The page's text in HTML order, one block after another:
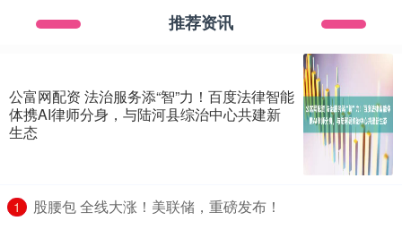
推荐资讯
公富网配资 法治服务添“智”力！百度法律智能
体携AI律师分身，与陆河县综治中心共建新
生态
1 ​股腰包 全线大涨！美联储，重磅发布！